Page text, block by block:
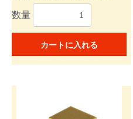
数量
カートに入れる